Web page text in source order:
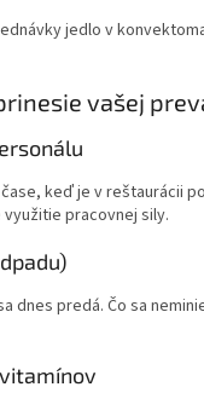
jedlo v
vašej
keď je v
pracovnej sily.
dnes predá. Čo sa